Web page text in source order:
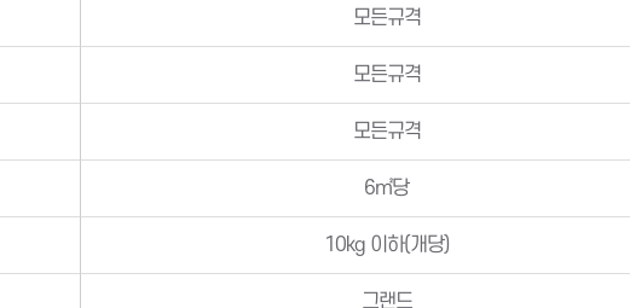
모든규격
모든규격
모든규격
6㎡당
10kg 이하(개당)
그랜드